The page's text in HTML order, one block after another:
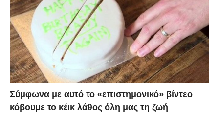
Σύμφωνα με αυτό το «επιστημονικό» βίντεο
κόβουμε το κέικ λάθος όλη μας τη ζωή